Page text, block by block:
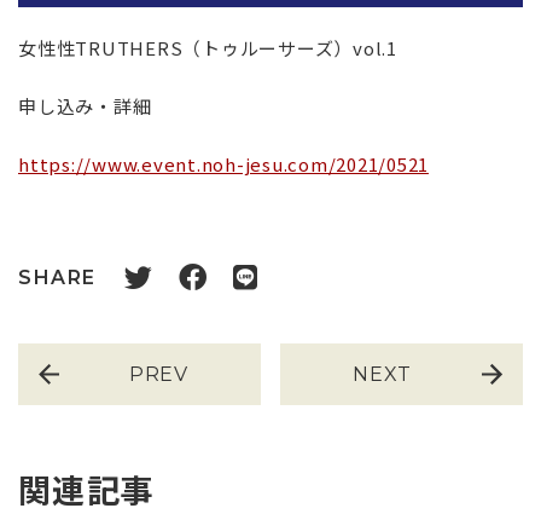
女性性TRUTHERS（トゥルーサーズ）vol.1
申し込み・詳細
https://www.event.noh-jesu.com/2021/0521
SHARE
PREV NEXT
関連記事